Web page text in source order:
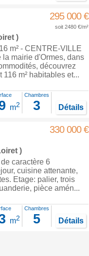
295 000 €
soit 2480 €/m²
)
m² - CENTRE-VILLE
la mairie d'Ormes, dans
découvrez
m² habitables et...
m2
Chambres
3 Détails
330 000 €
)
caractère 6
cuisine attenante,
Etage: palier, trois
pièce amén...
m2
Chambres
5 Détails